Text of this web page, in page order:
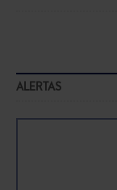
ALERTAS